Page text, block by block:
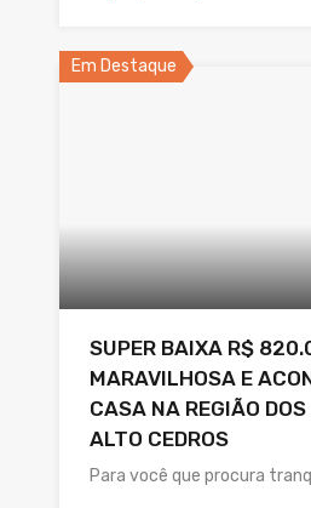
Em Destaque
SUPER BAIXA R$
MARAVILHOSA E
CASA NA REGIÃO
ALTO CEDROS
Para você que procura